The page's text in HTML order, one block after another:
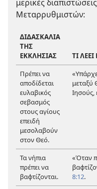
μερικές
Μεταρρυθμιστών:
ΔΙΔΑΣΚΑΛΙΑ
ΤΗΣ
ΕΚΚΛΗΣΙΑΣ
ΤΙ
Πρέπει να
αποδίδεται
ευλαβικός
σεβασμός
στους αγίους
επειδή
μεσολαβούν
στον Θεό.
μεταξύ
Τα νήπια
πρέπει να
βαφτίζονται.
«Όταν
8:12.